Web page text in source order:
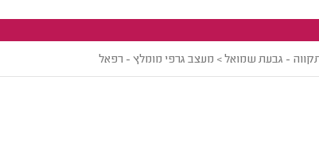
- גבעת שמואל > מעצב גרפי מומלץ - רפאל